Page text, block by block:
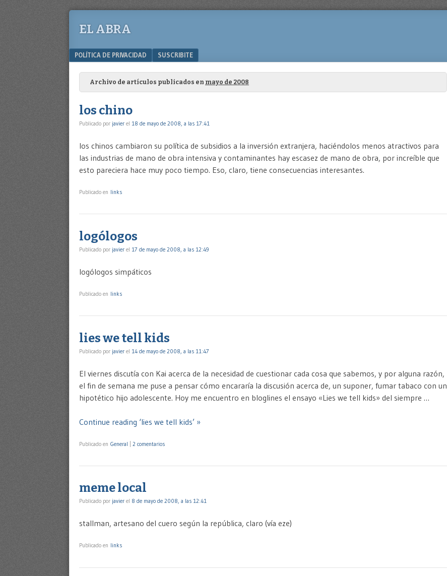
EL ABRA
Menu
SKIP TO CONTENT
POLÍTICA DE PRIVACIDAD SUSCRIBITE
Archivo de artículos publicados en mayo de 2008
los chino
Publicado por javier el 18 de mayo de 2008, a las 17:41
los chinos cambiaron su política de subsidios a la inversión extranjera, haciéndolos menos atractivos para
las industrias de mano de obra intensiva y contaminantes hay escasez de mano de obra, por increíble que
esto pareciera hace muy poco tiempo. Eso, claro, tiene consecuencias interesantes.
Publicado en links
logólogos
Publicado por javier el 17 de mayo de 2008, a las 12:49
logólogos simpáticos
Publicado en links
lies we tell kids
Publicado por javier el 14 de mayo de 2008, a las 11:47
El viernes discutía con Kai acerca de la necesidad de cuestionar cada cosa que sabemos, y por alguna razón,
el fin de semana me puse a pensar cómo encararía la discusión acerca de, un suponer, fumar tabaco con un
hipotético hijo adolescente. Hoy me encuentro en bloglines el ensayo «Lies we tell kids» del siempre …
Continue reading ‘lies we tell kids’ »
Publicado en General 2 comentarios
meme local
Publicado por javier el 8 de mayo de 2008, a las 12:41
stallman, artesano del cuero según la república, claro (vía eze)
Publicado en links